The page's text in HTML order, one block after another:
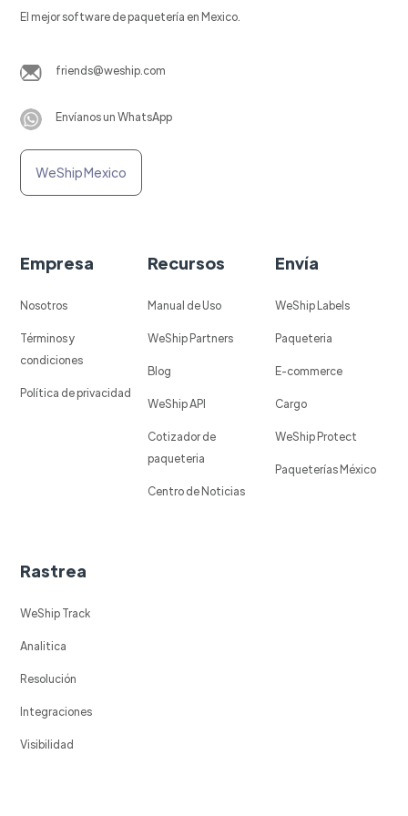
El mejor software de paquetería en Mexico.
friends@weship.com
Envíanos un WhatsApp
WeShip Mexico
Empresa
Nosotros
Términos y
condiciones
Política de privacidad
Recursos
Manual de Uso
WeShip Partners
Blog
WeShip API
Cotizador de
paqueteria
Centro de Noticias
Envía
WeShip Labels
Paqueteria
E-commerce
Cargo
WeShip Protect
Paqueterías México
Rastrea
WeShip Track
Analitica
Resolución
Integraciones
Visibilidad